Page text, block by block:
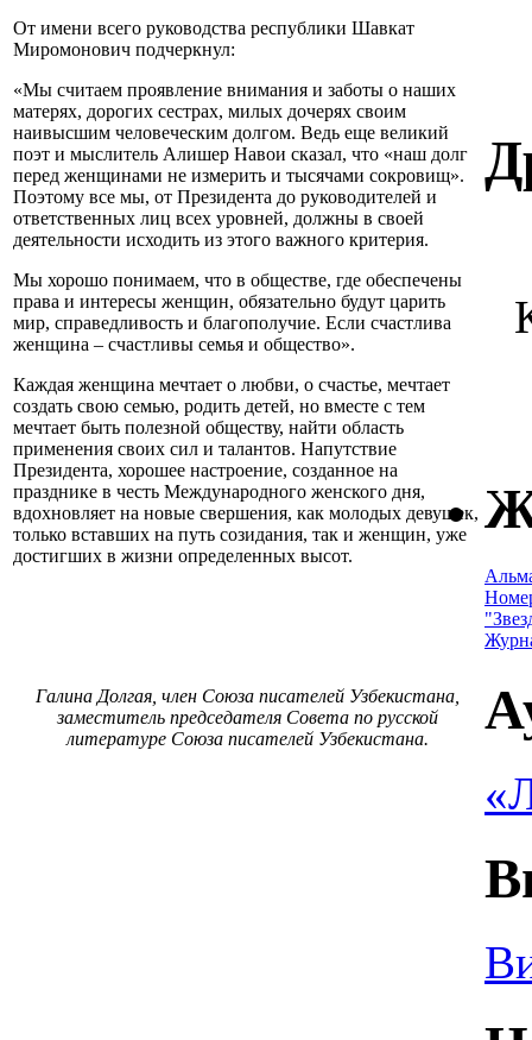
От имени всего руководства республики Шавкат
Миромонович подчеркнул:
«Мы считаем проявление внимания и заботы о наших
матерях, дорогих сестрах, милых дочерях своим
наивысшим человеческим долгом. Ведь еще великий
поэт и мыслитель Алишер Навои сказал, что «наш долг
перед женщинами не измерить и тысячами сокровищ».
Поэтому все мы, от Президента до руководителей и
ответственных лиц всех уровней, должны в своей
деятельности исходить из этого важного критерия.
Мы хорошо понимаем, что в обществе, где обеспечены
права и интересы женщин, обязательно будут царить
мир, справедливость и благополучие. Если счастлива
женщина – счастливы семья и общество».
Каждая женщина мечтает о любви, о счастье, мечтает
создать свою семью, родить детей, но вместе с тем
мечтает быть полезной обществу, найти область
применения своих сил и талантов. Напутствие
Президента, хорошее настроение, созданное на
празднике в честь Международного женского дня,
вдохновляет на новые свершения, как молодых девушек,
только вставших на путь созидания, так и женщин, уже
достигших в жизни определенных высот.
Галина Долгая, член Союза писателей Узбекистана,
заместитель председателя Совета по русской
литературе Союза писателей Узбекистана.